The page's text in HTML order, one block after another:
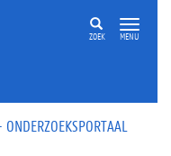
ZOEK MENU